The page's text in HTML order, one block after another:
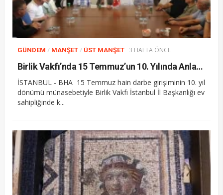
GÜNDEM / MANŞET / ÜST MANŞET 3 HAFTA ÖNCE
Birlik Vakfı’nda 15 Temmuz’un 10. Yılında Anlamlı Anma
İSTANBUL - BHA 15 Temmuz hain darbe girişiminin 10. yıl
dönümü münasebetiyle Birlik Vakfı İstanbul İl Başkanlığı ev
sahipliğinde k...